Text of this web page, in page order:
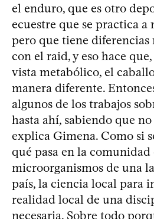
el enduro, que es otro
ecuestre que se practica
pero que tiene
con el raid, y eso hace
vista metabólico, el
manera diferente.
algunos de los trabajos
hasta ahí, sabiendo que no
explica Gimena. Como si
qué pasa en la comunidad
microorganismos de una
país, la ciencia local para
realidad local de una
necesaria. Sobre todo